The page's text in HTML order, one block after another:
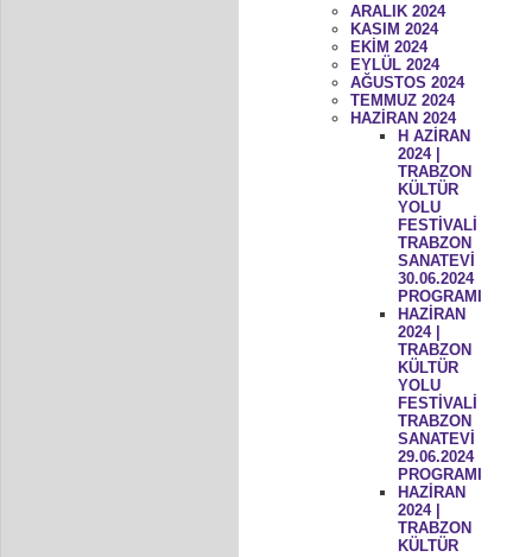
ARALIK 2024
KASIM 2024
EKİM 2024
EYLÜL 2024
AĞUSTOS 2024
TEMMUZ 2024
HAZİRAN 2024
H AZİRAN
2024 |
TRABZON
KÜLTÜR
YOLU
FESTİVALİ
TRABZON
SANATEVİ
30.06.2024
PROGRAMI
HAZİRAN
2024 |
TRABZON
KÜLTÜR
YOLU
FESTİVALİ
TRABZON
SANATEVİ
29.06.2024
PROGRAMI
HAZİRAN
2024 |
TRABZON
KÜLTÜR